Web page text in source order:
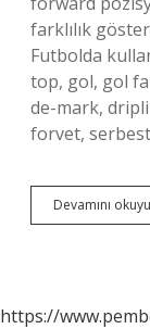
farklılık
Futbolda
top, gol, gol
de-mark,
forvet,
Devamını
https://